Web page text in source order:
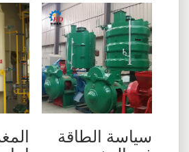
سياسة الطاقة